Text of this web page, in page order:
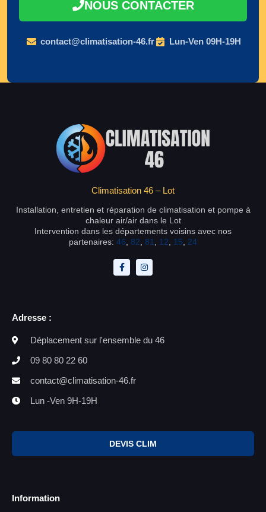
NOUS CONTACTER
contact@climatisation-46.fr Lun-Ven 09H-19H
Climatisation 46 – Lot
Installation, entretien et réparation de climatisation et pompe à
chaleur air/air dans le Lot
Intervention dans les départements voisins avec nos
partenaires: 46 82 81 12 15 24
Adresse :
Déplacement sur l'ensemble du 46
09 80 80 22 60
contact@climatisation-46.fr
Lun -Ven 9H-19H
DEVIS CLIM
Information